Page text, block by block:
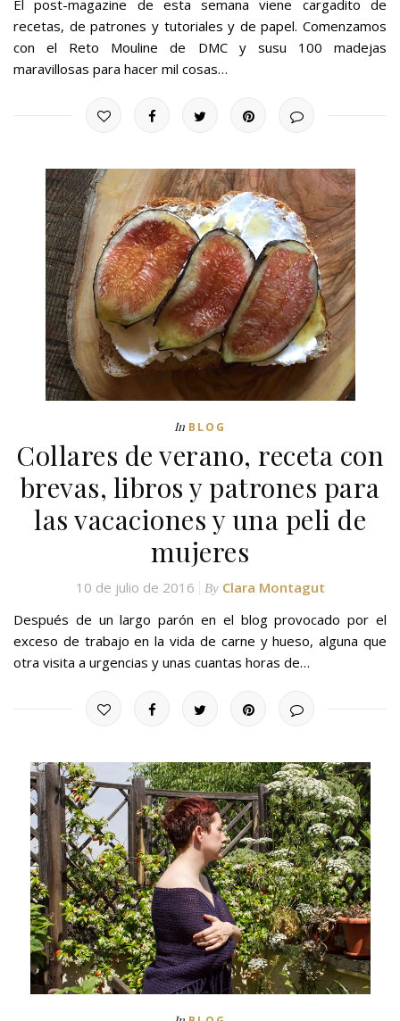
El post-magazine de esta semana viene cargadito de
recetas, de patrones y tutoriales y de papel. Comenzamos
con el Reto Mouline de DMC y susu 100 madejas
maravillosas para hacer mil cosas…
In BLOG
Collares de verano, receta con
brevas, libros y patrones para
las vacaciones y una peli de
mujeres
10 de julio de 2016 By Clara Montagut
Después de un largo parón en el blog provocado por el
exceso de trabajo en la vida de carne y hueso, alguna que
otra visita a urgencias y unas cuantas horas de…